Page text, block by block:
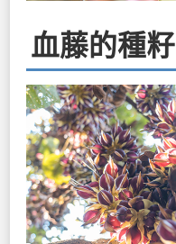
血藤的種籽